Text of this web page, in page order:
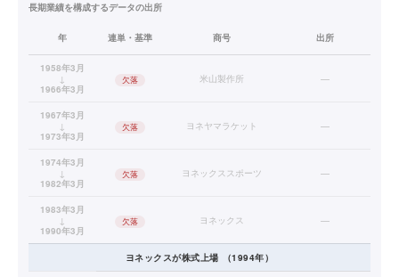
長期業績を構成するデータの出所
年 連単・基準 商号 出所
1958年3月
↓
1966年3月
欠落 米山製作所 —
1967年3月
↓
1973年3月
欠落 ヨネヤマラケット —
1974年3月
↓
1982年3月
欠落 ヨネックススポーツ —
1983年3月
↓
1990年3月
欠落 ヨネックス —
ヨネックスが株式上場 （1994年）